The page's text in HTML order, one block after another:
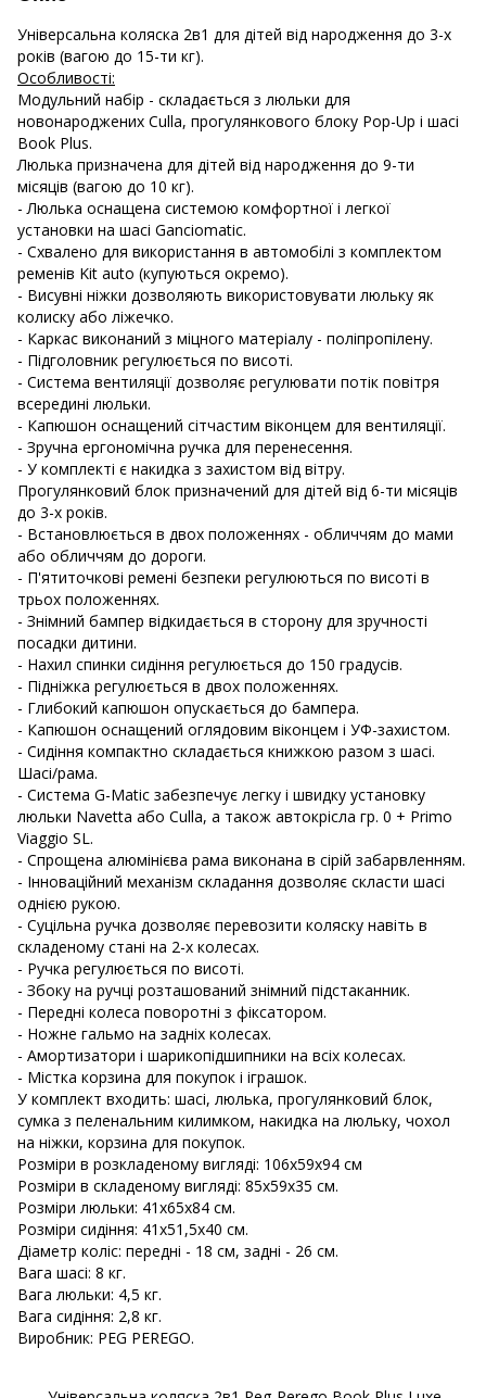
Універсальна коляска 2в1 для дітей від народження до 3-х
років (вагою до 15-ти кг).
Особливості:
Модульний набір - складається з люльки для
новонароджених Culla, прогулянкового блоку Pop-Up і шасі
Book Plus.
Люлька призначена для дітей від народження до 9-ти
місяців (вагою до 10 кг).
- Люлька оснащена системою комфортної і легкої
установки на шасі Ganciomatic.
- Схвалено для використання в автомобілі з комплектом
ременів Kit auto (купуються окремо).
- Висувні ніжки дозволяють використовувати люльку як
колиску або ліжечко.
- Каркас виконаний з міцного матеріалу - поліпропілену.
- Підголовник регулюється по висоті.
- Система вентиляції дозволяє регулювати потік повітря
всередині люльки.
- Капюшон оснащений сітчастим віконцем для вентиляції.
- Зручна ергономічна ручка для перенесення.
- У комплекті є накидка з захистом від вітру.
Прогулянковий блок призначений для дітей від 6-ти місяців
до 3-х років.
- Встановлюється в двох положеннях - обличчям до мами
або обличчям до дороги.
- П'ятиточкові ремені безпеки регулюються по висоті в
трьох положеннях.
- Знімний бампер відкидається в сторону для зручності
посадки дитини.
- Нахил спинки сидіння регулюється до 150 градусів.
- Підніжка регулюється в двох положеннях.
- Глибокий капюшон опускається до бампера.
- Капюшон оснащений оглядовим віконцем і УФ-захистом.
- Сидіння компактно складається книжкою разом з шасі.
Шасі/рама.
- Система G-Matic забезпечує легку і швидку установку
люльки Navetta або Culla, а також автокрісла гр. 0 + Primo
Viaggio SL.
- Спрощена алюмінієва рама виконана в сірій забарвленням.
- Інноваційний механізм складання дозволяє скласти шасі
однією рукою.
- Суцільна ручка дозволяє перевозити коляску навіть в
складеному стані на 2-х колесах.
- Ручка регулюється по висоті.
- Збоку на ручці розташований знімний підстаканник.
- Передні колеса поворотні з фіксатором.
- Ножне гальмо на задніх колесах.
- Амортизатори і шарикопідшипники на всіх колесах.
- Містка корзина для покупок і іграшок.
У комплект входить: шасі, люлька, прогулянковий блок,
сумка з пеленальним килимком, накидка на люльку, чохол
на ніжки, корзина для покупок.
Розміри в розкладеному вигляді: 106х59х94 см
Розміри в складеному вигляді: 85x59х35 см.
Розміри люльки: 41х65х84 см.
Розміри сидіння: 41х51,5х40 см.
Діаметр коліс: передні - 18 см, задні - 26 см.
Вага шасі: 8 кг.
Вага люльки: 4,5 кг.
Вага сидіння: 2,8 кг.
Виробник: PEG PEREGO.